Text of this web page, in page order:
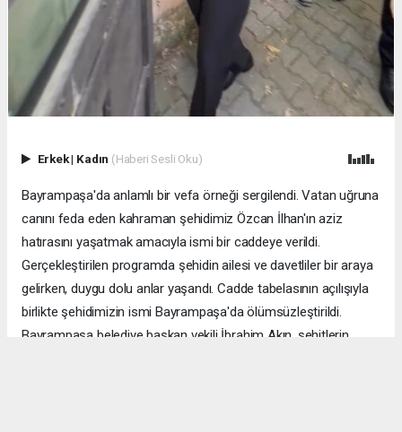
Erkek| Kadın (Haberi Sesli Oku)
Bayrampaşa'da anlamlı bir vefa örneği sergilendi. Vatan uğruna
canını feda eden kahraman şehidimiz Özcan İlhan'ın aziz
hatırasını yaşatmak amacıyla ismi bir caddeye verildi.
Gerçekleştirilen programda şehidin ailesi ve davetliler bir araya
gelirken, duygu dolu anlar yaşandı. Cadde tabelasının açılışıyla
birlikte şehidimizin ismi Bayrampaşa'da ölümsüzleştirildi.
Bayrampaşa belediye başkan vekili İbrahim Akın, şehitlerin